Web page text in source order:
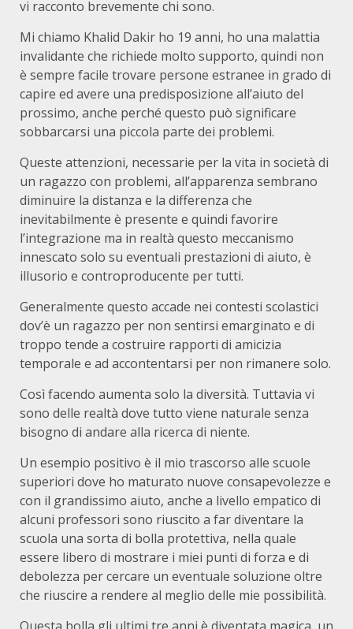
vi racconto brevemente chi sono.
Mi chiamo Khalid Dakir ho 19 anni, ho una malattia
invalidante che richiede molto supporto, quindi non
è sempre facile trovare persone estranee in grado di
capire ed avere una predisposizione all’aiuto del
prossimo, anche perché questo può significare
sobbarcarsi una piccola parte dei problemi.
Queste attenzioni, necessarie per la vita in società di
un ragazzo con problemi, all’apparenza sembrano
diminuire la distanza e la differenza che
inevitabilmente è presente e quindi favorire
l’integrazione ma in realtà questo meccanismo
innescato solo su eventuali prestazioni di aiuto, è
illusorio e controproducente per tutti.
Generalmente questo accade nei contesti scolastici
dov’è un ragazzo per non sentirsi emarginato e di
troppo tende a costruire rapporti di amicizia
temporale e ad accontentarsi per non rimanere solo.
Così facendo aumenta solo la diversità. Tuttavia vi
sono delle realtà dove tutto viene naturale senza
bisogno di andare alla ricerca di niente.
Un esempio positivo è il mio trascorso alle scuole
superiori dove ho maturato nuove consapevolezze e
con il grandissimo aiuto, anche a livello empatico di
alcuni professori sono riuscito a far diventare la
scuola una sorta di bolla protettiva, nella quale
essere libero di mostrare i miei punti di forza e di
debolezza per cercare un eventuale soluzione oltre
che riuscire a rendere al meglio delle mie possibilità.